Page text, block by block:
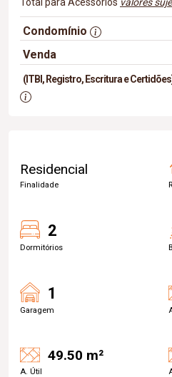
Condomínio
Venda
(ITBI, Registro, Escritura e
Residencial
Finalidade
2
Dormitórios
1
Garagem
49.50 m²
A. Útil